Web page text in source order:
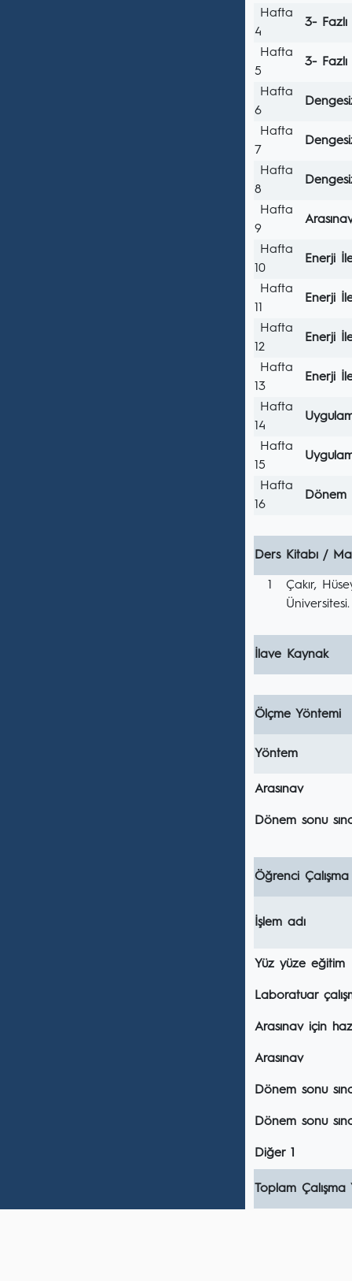
Hafta
4
3- Fazlı
Hafta
5
3- Fazlı
Hafta
6
Hafta
7
Hafta
8
Hafta
9
Hafta
10
Enerji
Hafta
11
Enerji
Hafta
12
Enerji
Hafta
13
Enerji
Hafta
14
Hafta
15
Hafta
16
Dönem
Ders Kitabı /
1
Çakır,
Üniversitesi.
İlave Kaynak
Ölçme Yöntemi
Yöntem
Arasınav
Dönem sonu
Öğrenci Çalışma
İşlem adı
Yüz yüze eğitim
Laboratuar
Arasınav için
Arasınav
Dönem sonu
Dönem sonu
Diğer 1
Toplam Çalışma